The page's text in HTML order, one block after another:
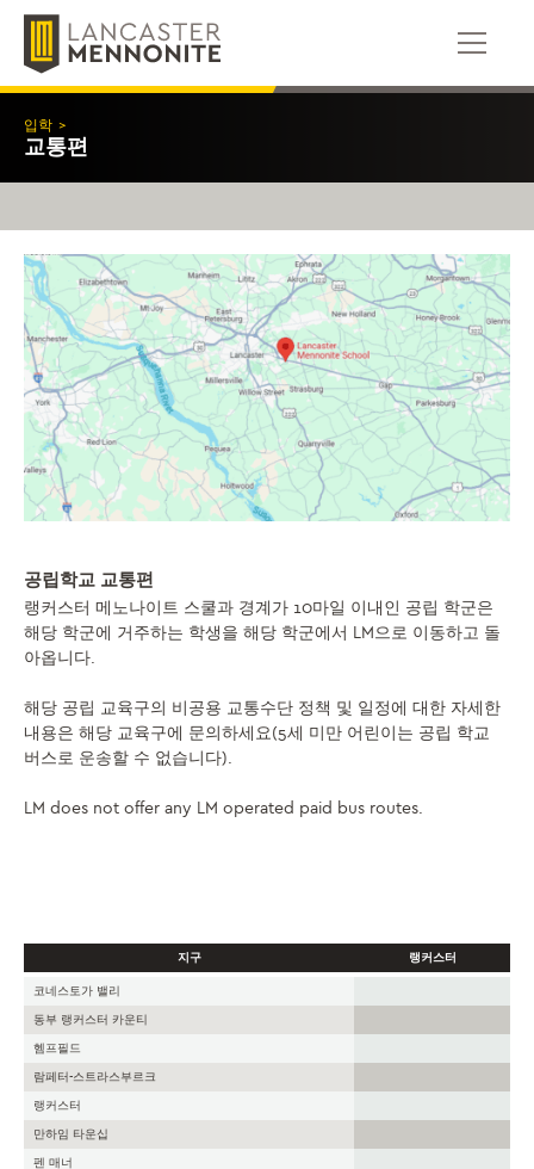
로
기
입학 >
교통편
공립학교 교통편
랭커스터 메노나이트 스쿨과 경계가 10마일 이내인 공립 학군은
해당 학군에 거주하는 학생을 해당 학군에서 LM으로 이동하고 돌
아옵니다.
해당 공립 교육구의 비공용 교통수단 정책 및 일정에 대한 자세한
내용은 해당 교육구에 문의하세요(5세 미만 어린이는 공립 학교
버스로 운송할 수 없습니다).
LM does not offer any LM operated paid bus routes.
지구 랭커스터
코네스토가 밸리
동부 랭커스터 카운티
헴프필드
람페터-스트라스부르크
랭커스터
만하임 타운십
펜 매너